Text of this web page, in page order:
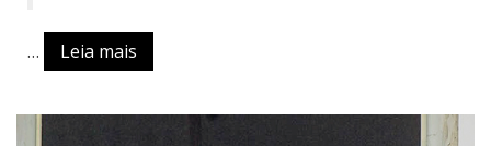
… Leia mais